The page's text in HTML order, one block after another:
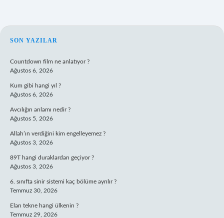
SIDEBAR
SON YAZILAR
Countdown film ne anlatıyor ?
Ağustos 6, 2026
Kum gibi hangi yıl ?
Ağustos 6, 2026
Avcılığın anlamı nedir ?
Ağustos 5, 2026
Allah’ın verdiğini kim engelleyemez ?
Ağustos 3, 2026
89T hangi duraklardan geçiyor ?
Ağustos 3, 2026
6. sınıfta sinir sistemi kaç bölüme ayrılır ?
Temmuz 30, 2026
Elan tekne hangi ülkenin ?
Temmuz 29, 2026